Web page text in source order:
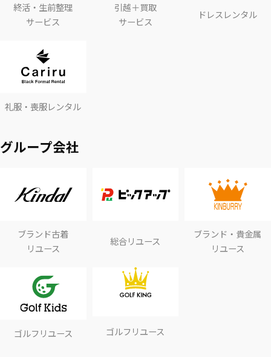
終活・生前整理
サービス
引越＋買取
サービス
ドレスレンタル
礼服・喪服レンタル
グループ会社
ブランド古着
リユース
総合リユース
ブランド・貴金属
リユース
ゴルフリユース ゴルフリユース